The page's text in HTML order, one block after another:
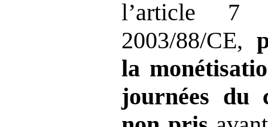
l’article 7
2003/88/CE,
la
journées du